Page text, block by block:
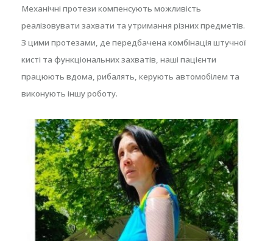
Механічні протези компенсують можливість
реалізовувати захвати та утримання різних предметів.
З цими протезами, де передбачена комбінація штучної
кисті та функціональних захватів, наші пацієнти
працюють вдома, рибалять, керують автомобілем та
виконують іншу роботу.